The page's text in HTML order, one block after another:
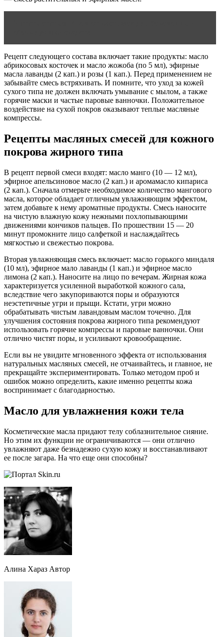
Рецепт следующего состава включает такие продукты: масло
абрикосовых косточек и масло жожоба (по 5 мл), эфирные
масла лаванды (2 кап.) и розы (1 кап.). Перед применением не
забывайте смесь встряхивать. И помните, что уход за кожей
сухого типа не должен включать умывание с мылом, а также
горячие маски и частые паровые ванночки. Положительное
воздействие на сухой покров оказывают теплые масляные
компрессы.
Рецепты масляных смесей для кожного
покрова жирного типа
В рецепт первой смеси входят: масло манго (10 — 12 мл),
эфирное апельсиновое масло (2 кап.) и аромамасло кипариса
(2 кап.). Сначала отмерьте необходимое количество мангового
масла, которое обладает отличным увлажняющим эффектом,
затем добавьте к нему ароматные продукты. Смесь наносите
на чистую влажную кожу нежными похлопывающими
движениями кончиков пальцев. По прошествии 15 — 20
минут промокните лицо салфеткой и наслаждайтесь
мягкостью и свежестью покрова.
Вторая увлажняющая смесь включает: масло горького миндаля
(10 мл), эфирное мало лаванды (1 кап.) и эфирное масло
лимона (2 кап.). Наносите на лицо по вечерам. Жирная кожа
характеризуется усиленной выработкой кожного сала,
вследствие чего закупориваются поры и образуются
неэстетичные угри и прыщи. Кстати, угри можно
обрабатывать чистым лавандовым маслом точечно. Для
улучшения состояния покрова жирного типа рекомендуют
использовать горячие компрессы и паровые ванночки. Они
отлично чистят поры, и усиливают кровообращение.
Если вы не увидите мгновенного эффекта от использования
натуральных масляных смесей, не отчаивайтесь, и главное, не
прекращайте экспериментировать. Только методом проб и
ошибок можно определить, какие именно рецепты кожа
воспринимает с благодарностью.
Масло для увлажнения кожи тела
Косметические масла придают телу соблазнительное сияние.
Но этим их функции не ограничиваются — они отлично
увлажняют даже безнадежно сухую кожу и восстанавливают
ее после загара. На что еще они способны?
Алина Хараз Автор